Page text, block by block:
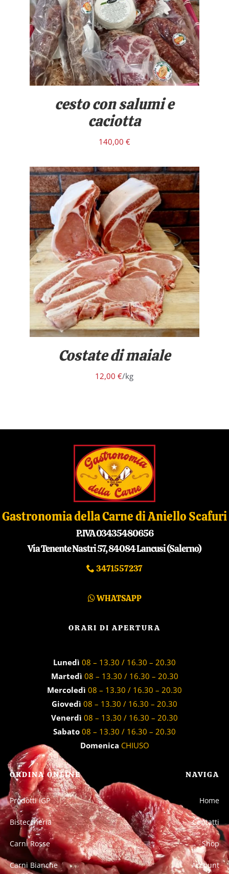
/ DETTAGLI
cesto con salumi e
caciotta
140,00 €
/ DETTAGLI
Costate di maiale
12,00€/kg
ORDINA ONLINE
Prodotti IGP
Bisteccheria
Carni Rosse
Carni Bianche
Gastronomia della Carne di Aniello Scafuri
P.IVA 03435480656
Via Tenente Nastri 57, 84084 Lancusi (Salerno)
3471557237
WHATSAPP
ORARI DI APERTURA
Lunedì 08 – 13.30 / 16.30 – 20.30
Martedì 08 – 13.30 / 16.30 – 20.30
Mercoledì 08 – 13.30 / 16.30 – 20.30
Giovedì 08 – 13.30 / 16.30 – 20.30
Venerdì 08 – 13.30 / 16.30 – 20.30
Sabato 08 – 13.30 / 16.30 – 20.30
Domenica CHIUSO
NAVIGA
Home
Contatti
Shop
Account